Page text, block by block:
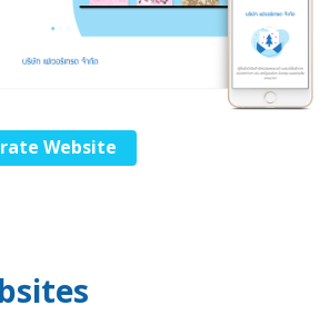
Website